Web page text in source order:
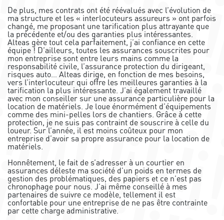
De plus, mes contrats ont été réévalués avec l’évolution de
ma structure et les « interlocuteurs assureurs » ont parfois
changé, me proposant une tarification plus attrayante que
la précédente et/ou des garanties plus intéressantes.
Alteas gère tout cela parfaitement, j’ai confiance en cette
équipe ! D’ailleurs, toutes les assurances souscrites pour
mon entreprise sont entre leurs mains comme la
responsabilité civile, l’assurance protection du dirigeant,
risques auto… Alteas dirige, en fonction de mes besoins,
vers l’interlocuteur qui offre les meilleures garanties à la
tarification la plus intéressante. J’ai également travaillé
avec mon conseiller sur une assurance particulière pour la
location de matériels. Je loue énormément d’équipements
comme des mini-pelles lors de chantiers. Grâce à cette
protection, je ne suis pas contraint de souscrire à celle du
loueur. Sur l’année, il est moins coûteux pour mon
entreprise d’avoir sa propre assurance pour la location de
matériels.
Honnêtement, le fait de s’adresser à un courtier en
assurances déleste ma société d’un poids en termes de
gestion des problématiques, des papiers et ce n’est pas
chronophage pour nous. J’ai même conseillé à mes
partenaires de suivre ce modèle, tellement il est
confortable pour une entreprise de ne pas être contrainte
par cette charge administrative.